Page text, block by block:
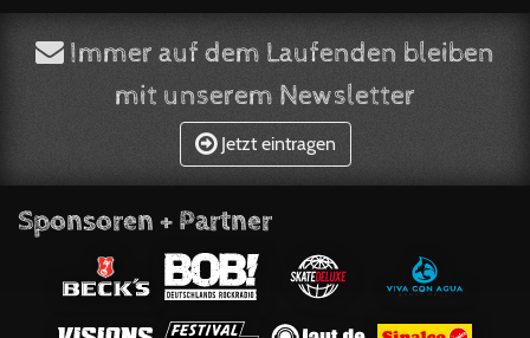
Immer auf dem Laufenden bleiben
mit unserem Newsletter
Jetzt eintragen
Sponsoren + Partner